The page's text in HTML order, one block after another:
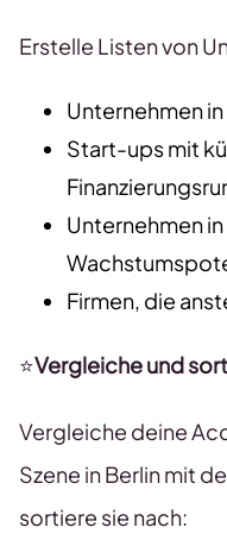
Erstelle Listen von
Unternehmen
Start-ups mit
Unternehmen
Firmen, die
⭐Vergleiche und
Vergleiche deine
Szene in Berlin mit
sortiere sie nach: